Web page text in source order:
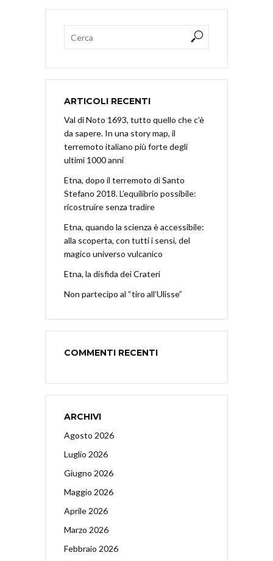
ARTICOLI RECENTI
Val di Noto 1693, tutto quello che c’è
da sapere. In una story map, il
terremoto italiano più forte degli
ultimi 1000 anni
Etna, dopo il terremoto di Santo
Stefano 2018. L’equilibrio possibile:
ricostruire senza tradire
Etna, quando la scienza è accessibile:
alla scoperta, con tutti i sensi, del
magico universo vulcanico
Etna, la disfida dei Crateri
Non partecipo al “tiro all’Ulisse”
COMMENTI RECENTI
ARCHIVI
Agosto 2026
Luglio 2026
Giugno 2026
Maggio 2026
Aprile 2026
Marzo 2026
Febbraio 2026